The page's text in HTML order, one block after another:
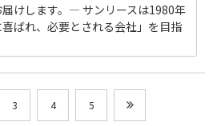
けします。― サンリースは1980年
ばれ、必要とされる会社」を目指
3 4 5